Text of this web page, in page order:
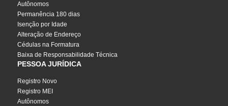
Autônomos
Permanência 180 dias
Isenção por Idade
Alteração de Endereço
Cédulas na Formatura
Baixa de Responsabilidade Técnica
PESSOA JURÍDICA
Registro Novo
Registro MEI
Autônomos